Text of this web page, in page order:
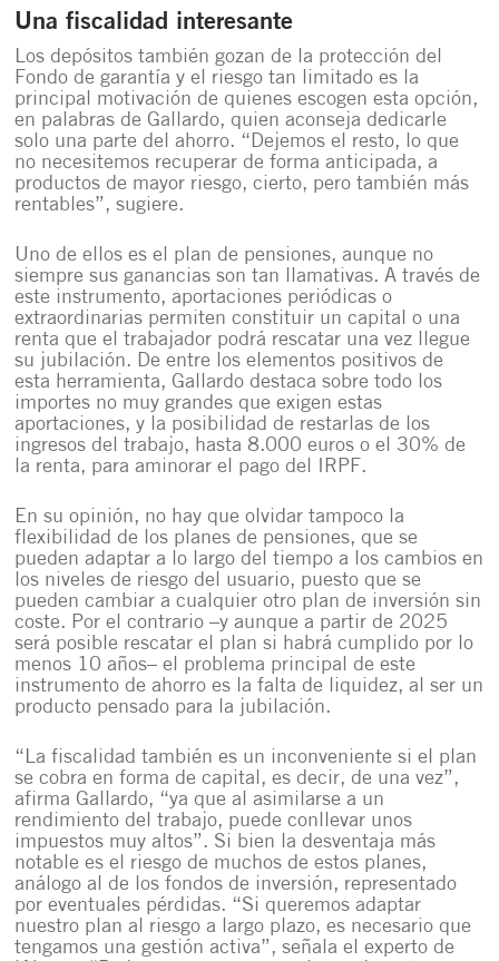
Una fiscalidad interesante
Los depósitos también gozan de la protección del
Fondo de garantía y el riesgo tan limitado es la
principal motivación de quienes escogen esta opción,
en palabras de Gallardo, quien aconseja dedicarle
solo una parte del ahorro. “Dejemos el resto, lo que
no necesitemos recuperar de forma anticipada, a
productos de mayor riesgo, cierto, pero también más
rentables”, sugiere.
Uno de ellos es el plan de pensiones, aunque no
siempre sus ganancias son tan llamativas. A través de
este instrumento, aportaciones periódicas o
extraordinarias permiten constituir un capital o una
renta que el trabajador podrá rescatar una vez llegue
su jubilación. De entre los elementos positivos de
esta herramienta, Gallardo destaca sobre todo los
importes no muy grandes que exigen estas
aportaciones, y la posibilidad de restarlas de los
ingresos del trabajo, hasta 8.000 euros o el 30% de
la renta, para aminorar el pago del IRPF.
En su opinión, no hay que olvidar tampoco la
flexibilidad de los planes de pensiones, que se
pueden adaptar a lo largo del tiempo a los cambios en
los niveles de riesgo del usuario, puesto que se
pueden cambiar a cualquier otro plan de inversión sin
coste. Por el contrario –y aunquea partir de 2025
será posible rescatar el plan si habrá cumplido por lo
menos 10 años– el problema principal de este
instrumento de ahorro es la falta de liquidez, al ser un
producto pensado para la jubilación.
“La fiscalidad también es un inconveniente si el plan
se cobra en forma de capital, es decir, de una vez”,
afirma Gallardo, “ya que al asimilarse a un
rendimiento del trabajo, puede conllevar unos
impuestos muy altos”. Si bien la desventaja más
notable es el riesgo de muchos de estos planes,
análogo al de los fondos de inversión, representado
por eventuales pérdidas. “Si queremos adaptar
nuestro plan al riesgo a largo plazo, es necesario que
tengamos una gestión activa”, señala el experto de